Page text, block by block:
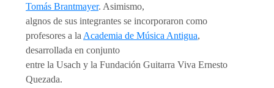
Tomás Brantmayer. Asimismo,
algnos de sus integrantes se incorporaron como
profesores a la Academia de Música Antigua,
desarrollada en conjunto
entre la Usach y la Fundación Guitarra Viva Ernesto
Quezada.